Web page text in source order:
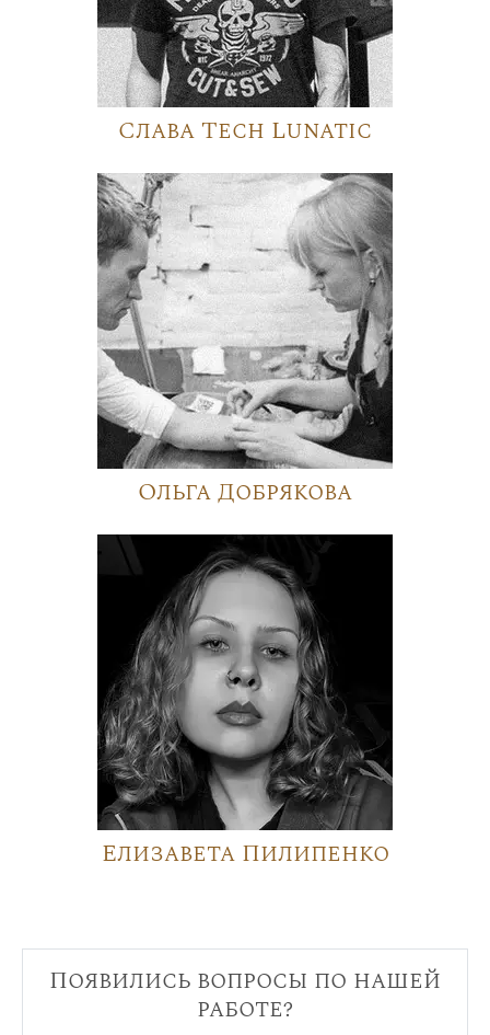
Слава Tech Lunatic
Ольга Добрякова
Елизавета Пилипенко
Появились вопросы по нашей
работе?